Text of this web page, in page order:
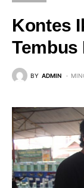
Kontes
Tembus
BY ADMIN